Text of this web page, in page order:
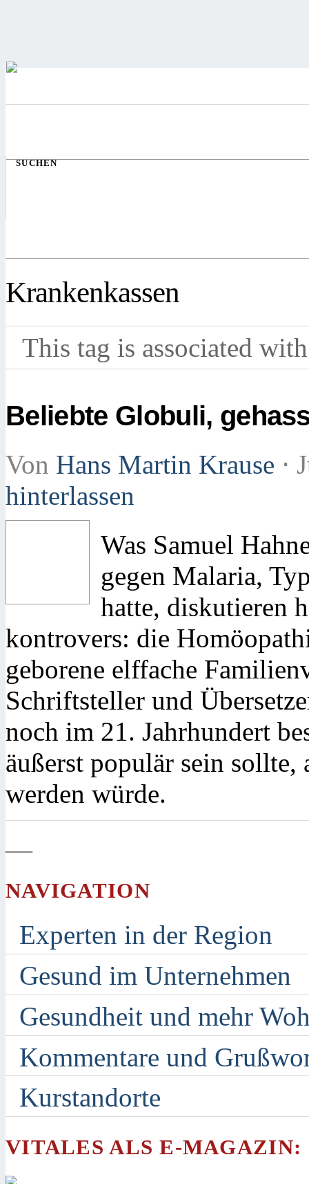
SUCHEN
Krankenkassen
This tag is associated
Beliebte Globuli,
Von Hans Martin Krause ⋅
hinterlassen
Was Samuel
gegen Malaria,
hatte, diskutieren
kontrovers: die
geborene elffache
Schriftsteller und
noch im 21. Jahrhundert
äußerst populär sein
werden würde.
—
NAVIGATION
Experten in der Region
Gesund im Unternehmen
Gesundheit und mehr
Kommentare und
Kurstandorte
VITALES ALS E-MAGAZIN: